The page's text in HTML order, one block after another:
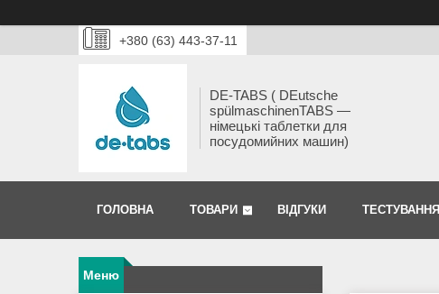
+380 (63) 443-37-11
DE-TABS ( DEutsche
spülmaschinenTABS ―
німецькі таблетки для
посудомийних машин)
ГОЛОВНА ТОВАРИ ВІДГУКИ ТЕСТУВАННЯ